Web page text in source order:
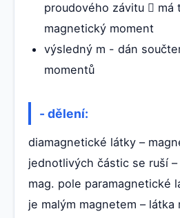
proudového závitu  má
magnetický moment
výsledný m - dán
momentů
- dělení:
diamagnetické látky –
jednotlivých částic se ruší
mag. pole paramagnetické
je malým magnetem – látka